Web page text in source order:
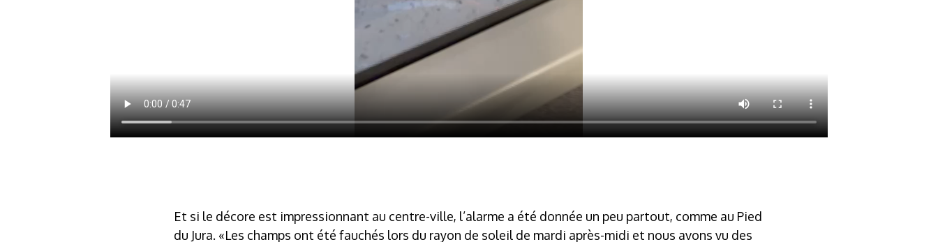
Et si le décore est impressionnant au centre-ville, l’alarme a été donnée un peu partout, comme au Pied
du Jura. «Les champs ont été fauchés lors du rayon de soleil de mardi après-midi et nous avons vu des